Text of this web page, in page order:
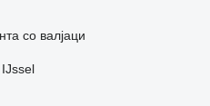
со валјаци